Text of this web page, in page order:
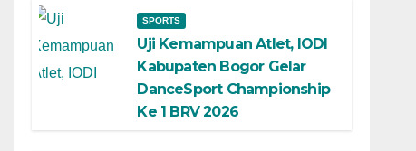
SPORTS
Uji Kemampuan Atlet, IODI
Kabupaten Bogor Gelar
DanceSport Championship
Ke 1 BRV 2026